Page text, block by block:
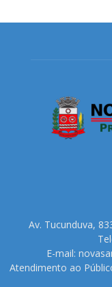
Av. Tucunduva,
E-mail:
Atendimento ao